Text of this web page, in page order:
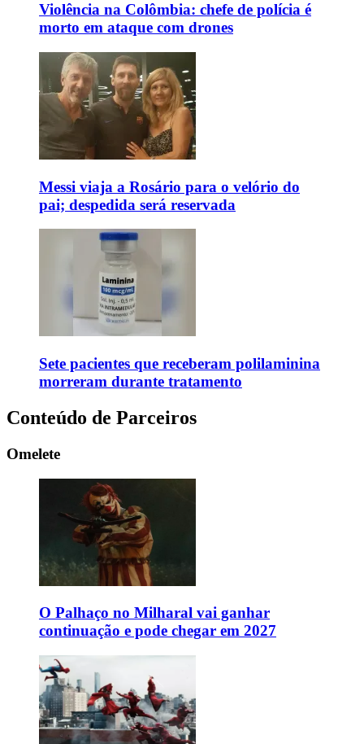
Violência na Colômbia: chefe de polícia é
morto em ataque com drones
Messi viaja a Rosário para o velório do
pai; despedida será reservada
Sete pacientes que receberam polilaminina
morreram durante tratamento
Conteúdo de Parceiros
Omelete
O Palhaço no Milharal vai ganhar
continuação e pode chegar em 2027